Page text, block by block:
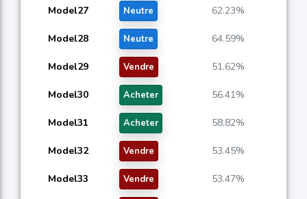
Model27 Neutre 62.23%
Model28 Neutre 64.59%
Model29 Vendre 51.62%
Model30 Acheter 56.41%
Model31 Acheter 58.82%
Model32 Vendre 53.45%
Model33 Vendre 53.47%